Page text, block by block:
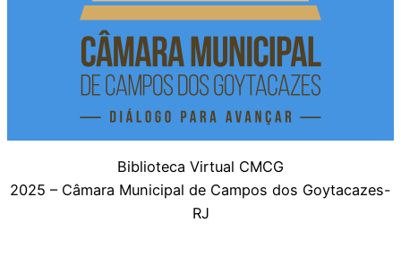
Biblioteca Virtual CMCG
2025 – Câmara Municipal de Campos dos Goytacazes-
RJ